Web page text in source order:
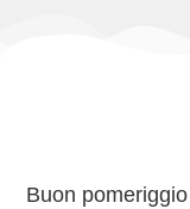
Buon